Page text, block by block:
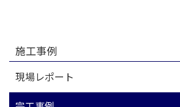
施工事例
現場レポート